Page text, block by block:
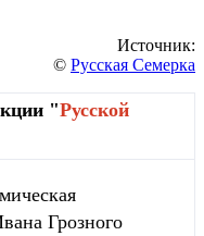
Источник:
© Русская Семерка
"Русской
Грозного